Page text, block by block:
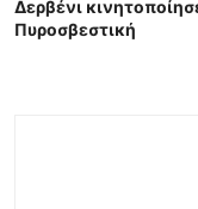
Δερβένι
Πυροσβεστική